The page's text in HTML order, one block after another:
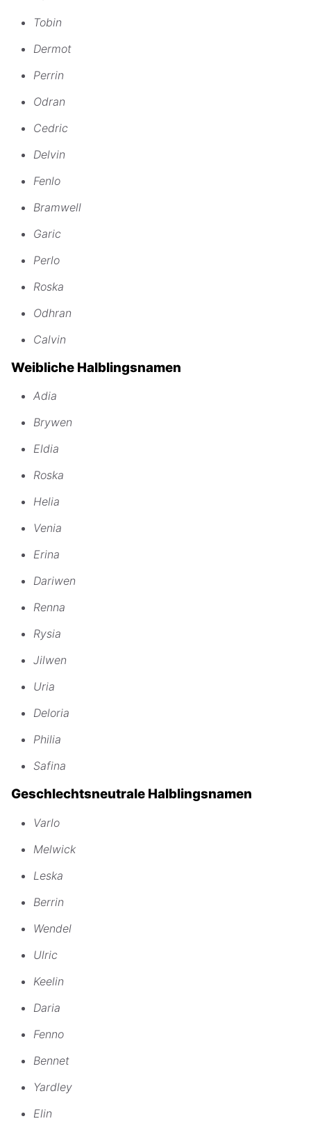
Tobin
Dermot
Perrin
Odran
Cedric
Delvin
Fenlo
Bramwell
Garic
Perlo
Roska
Odhran
Calvin
Weibliche Halblingsnamen
Adia
Brywen
Eldia
Roska
Helia
Venia
Erina
Dariwen
Renna
Rysia
Jilwen
Uria
Deloria
Philia
Safina
Geschlechtsneutrale Halblingsnamen
Varlo
Melwick
Leska
Berrin
Wendel
Ulric
Keelin
Daria
Fenno
Bennet
Yardley
Elin